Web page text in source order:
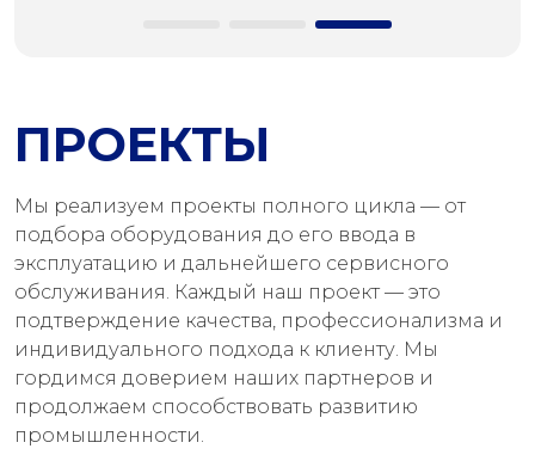
ПРОЕКТЫ
Мы реализуем проекты полного цикла — от
подбора оборудования до его ввода в
эксплуатацию и дальнейшего сервисного
обслуживания. Каждый наш проект — это
подтверждение качества, профессионализма и
индивидуального подхода к клиенту. Мы
гордимся доверием наших партнеров и
продолжаем способствовать развитию
промышленности.